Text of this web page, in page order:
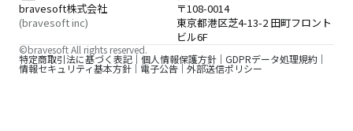
bravesoft株式会社
(bravesoft inc)
〒108-0014
東京都港区芝4-13-2 田町フロント
ビル6F
特定商取引法に基づく表記 個人情報保護方針 GDPRデータ処理規約
情報セキュリティ基本方針 電子公告 外部送信ポリシー
©bravesoft All rights reserved.